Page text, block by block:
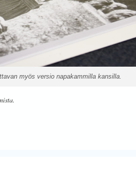
myös versio napakammilla kansilla.